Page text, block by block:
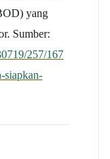
yang
Sumber:
257/167
siapkan-